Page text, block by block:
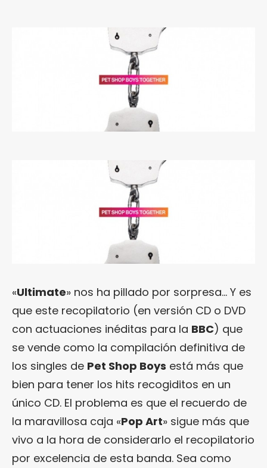
«Ultimate» nos ha pillado por sorpresa… Y es
que este recopilatorio (en versión CD o DVD
con actuaciones inéditas para la BBC) que
se vende como la compilación definitiva de
los singles de Pet Shop Boys está más que
bien para tener los hits recogiditos en un
único CD. El problema es que el recuerdo de
la maravillosa caja «Pop Art» sigue más que
vivo a la hora de considerarlo el recopilatorio
por excelencia de esta banda. Sea como